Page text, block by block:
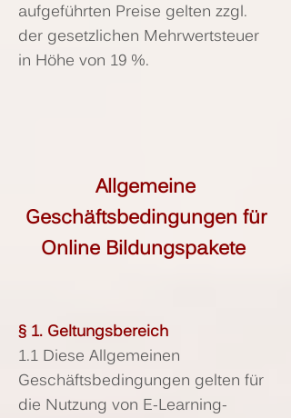
aufgeführten Preise gelten zzgl.
der gesetzlichen Mehrwertsteuer
in Höhe von 19 %.
Allgemeine
Geschäftsbedingungen für
Online Bildungspakete
§ 1. Geltungsbereich
1.1 Diese Allgemeinen
Geschäftsbedingungen gelten für
die Nutzung von E-Learning-